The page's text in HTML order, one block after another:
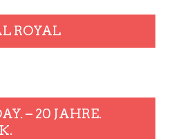
ROYAL
– 20 JAHRE.